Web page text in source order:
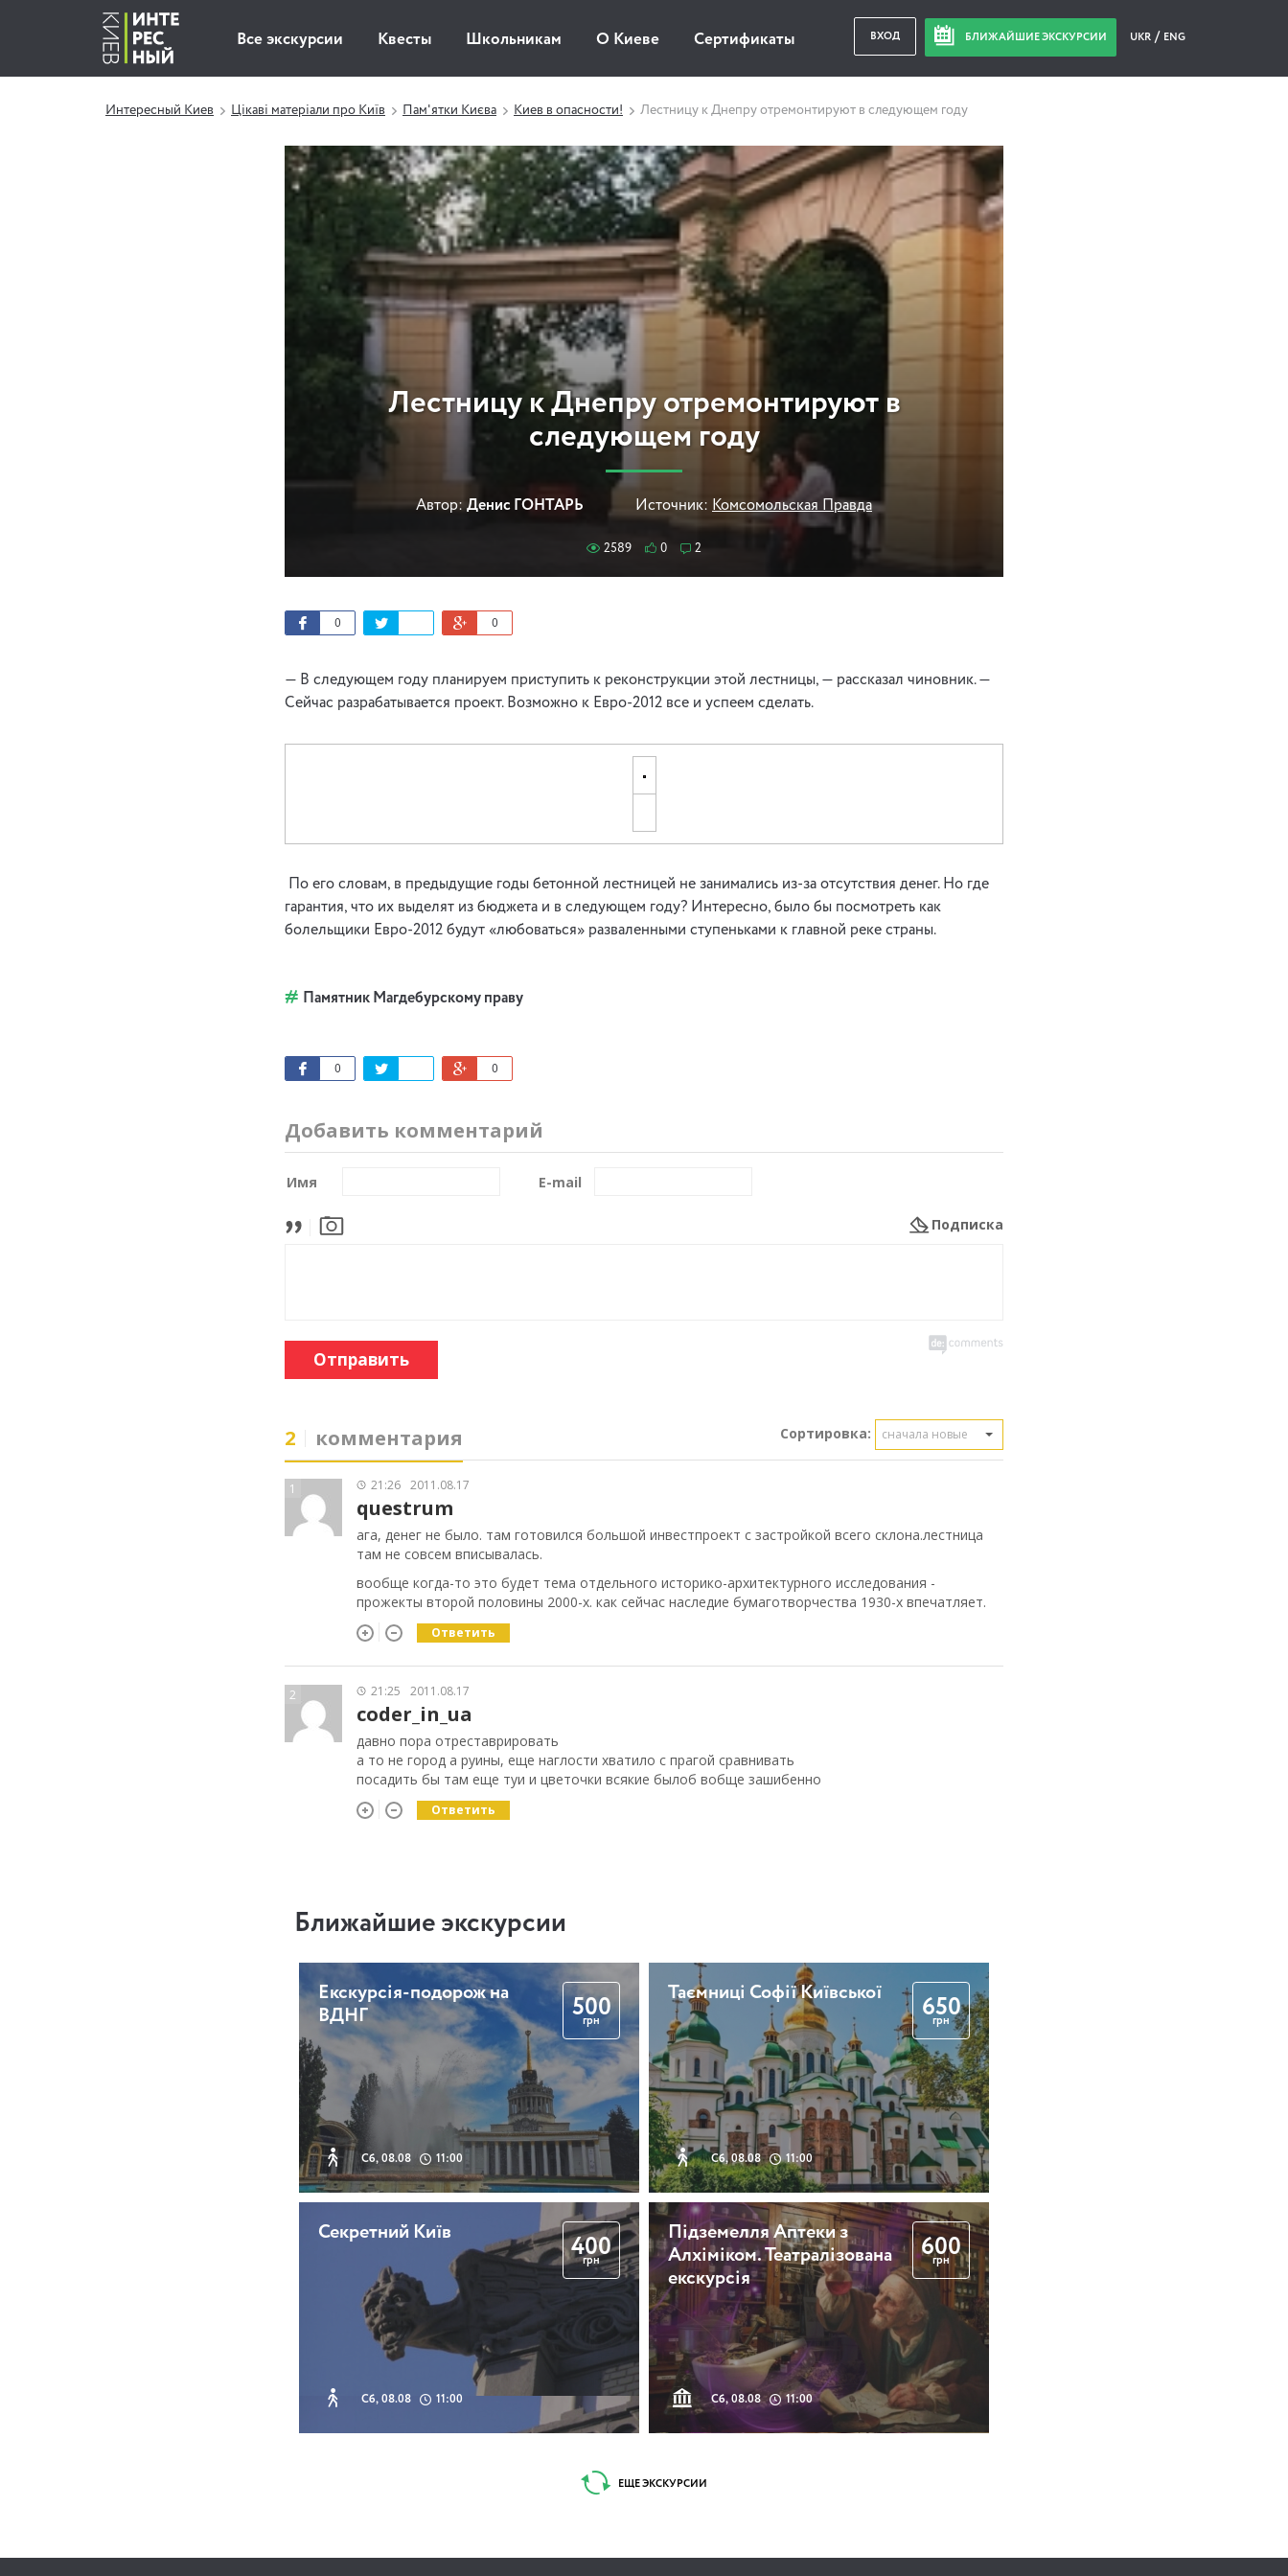
Все экскурсии Квесты Школьникам О Киеве Сертификаты ВХОД БЛИЖАЙШИЕ ЭКСКУРСИИ UKR ENG
Интересный Киев Цікаві матеріали про Київ Пам'ятки Києва Киев в опасности! Лестницу к Днепру отремонтируют в следующем году
Лестницу к Днепру отремонтируют в
следующем году
Автор: Денис ГОНТАРЬ Источник: Комсомольская Правда
2589 0 2
0 0
— В следующем году планируем приступить к реконструкции этой лестницы, — рассказал чиновник. —
Сейчас разрабатывается проект. Возможно к Евро-2012 все и успеем сделать.
По его словам, в предыдущие годы бетонной лестницей не занимались из-за отсутствия денег. Но где
гарантия, что их выделят из бюджета и в следующем году? Интересно, было бы посмотреть как
болельщики Евро-2012 будут «любоваться» разваленными ступеньками к главной реке страны.
Памятник Магдебурскому праву
0 0
Добавить комментарий
Имя E-mail
Подписка
Отправить
2 комментария Сортировка: сначала новые
1 21:26 2011.08.17
questrum
ага, денег не было. там готовился большой инвестпроект с застройкой всего склона.лестница
там не совсем вписывалась.
вообще когда-то это будет тема отдельного историко-архитектурного исследования -
прожекты второй половины 2000-х. как сейчас наследие бумаготворчества 1930-х впечатляет.
Ответить
2 21:25 2011.08.17
coder_in_ua
давно пора отреставрировать
а то не город а руины, еще наглости хватило с прагой сравнивать
посадить бы там еще туи и цветочки всякие былоб вобще зашибенно
Ответить
Ближайшие экскурсии
Екскурсія-подорож на
ВДНГ
Сб, 08.08 11:00
500
грн
Таємниці Софії Київської
Сб, 08.08 11:00
650
грн
Секретний Київ
Сб, 08.08 11:00
400
грн
Підземелля Аптеки з
Алхіміком. Театралізована
екскурсія
Сб, 08.08 11:00
600
грн
ЕЩЕ ЭКСКУРСИИ